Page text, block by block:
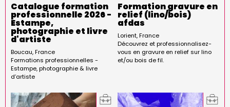
Catalogue formation
professionnelle 2026 -
Estampe,
photographie et livre
d'artiste
Boucau France
Formations professionnelles -
Estampe, photographie & livre
d’artiste
Formation gravure en
relief (lino/bois)
afdas
Lorient France
Découvrez et professionnalisez-
vous en gravure en relief sur lino
et/ou bois de fil.